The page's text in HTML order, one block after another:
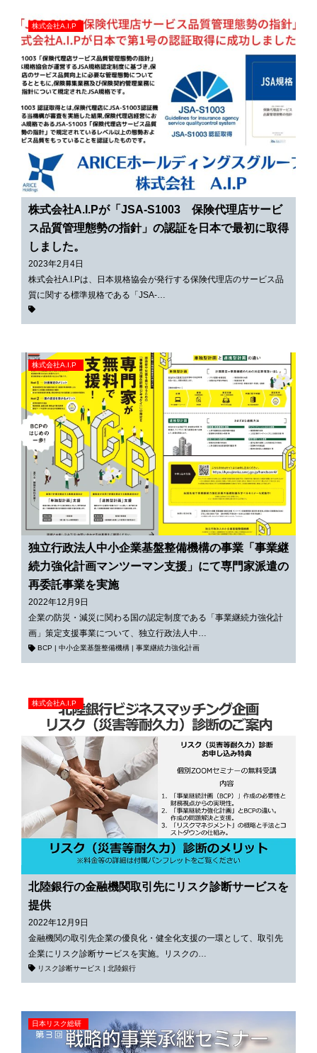
株式会社A.I.P
株式会社A.I.Pが「JSA-S1003 保険代理店サービ
ス品質管理態勢の指針」の認証を日本で最初に取得
しました。
2023年2月4日
株式会社A.I.Pは、日本規格協会が発行する保険代理店のサービス品
質に関する標準規格である「JSA-…
株式会社A.I.P
独立行政法人中小企業基盤整備機構の事業「事業継
続力強化計画マンツーマン支援」にて専門家派遣の
再委託事業を実施
2022年12月9日
企業の防災・減災に関わる国の認定制度である「事業継続力強化計
画」策定支援事業について、独立行政法人中…
BCP 中小企業基盤整備機構 事業継続力強化計画
株式会社A.I.P
北陸銀行の金融機関取引先にリスク診断サービスを
提供
2022年12月9日
金融機関の取引先企業の優良化・健全化支援の一環として、取引先
企業にリスク診断サービスを実施。リスクの…
リスク診断サービス | 北陸銀行
日本リスク総研